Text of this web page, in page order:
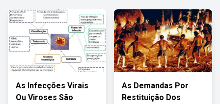
As Infecções Virais
Ou Viroses São
As Demandas Por
Restituição Dos